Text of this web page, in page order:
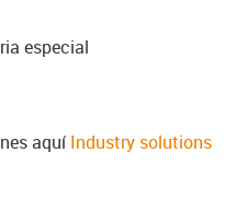
especial
aquíIndustry solutions